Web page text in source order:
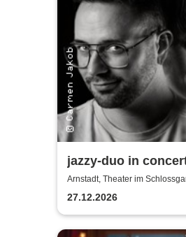
jazzy-duo in
Arnstadt, Theater im
27.12.2026